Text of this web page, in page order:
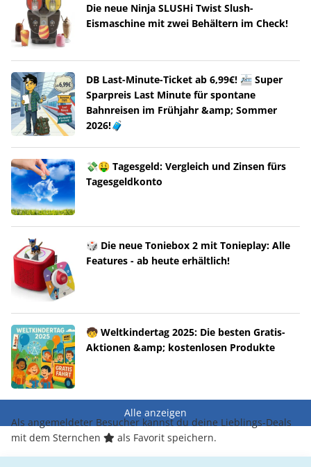
Die neue Ninja SLUSHi Twist Slush-
Eismaschine mit zwei Behältern im Check!
DB Last-Minute-Ticket ab 6,99€! 🚈 Super
Sparpreis Last Minute für spontane
Bahnreisen im Frühjahr &amp; Sommer
2026!🧳
💸🤑 Tagesgeld: Vergleich und Zinsen fürs
Tagesgeldkonto
🎲 Die neue Toniebox 2 mit Tonieplay: Alle
Features - ab heute erhältlich!
🧒 Weltkindertag 2025: Die besten Gratis-
Aktionen &amp; kostenlosen Produkte
Alle anzeigen
Als angemeldeter Besucher kannst du deine Lieblings-Deals
mit dem Sternchen
als Favorit speichern.